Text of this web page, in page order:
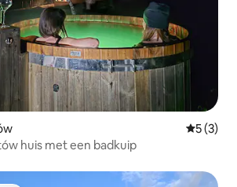
5 (3)
huis met een badkuip